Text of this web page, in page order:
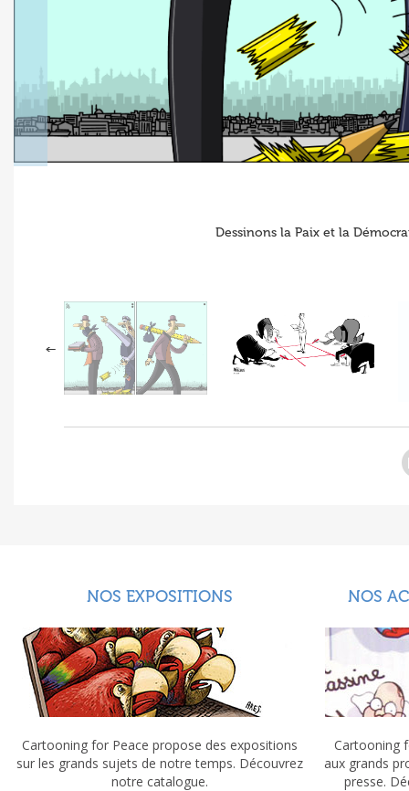
Dessinons la Paix et la
NOS EXPOSITIONS
Cartooning for Peace propose des expositions
sur les grands sujets de notre temps. Découvrez
notre catalogue.
NOS
Cartooning
aux grands
presse.